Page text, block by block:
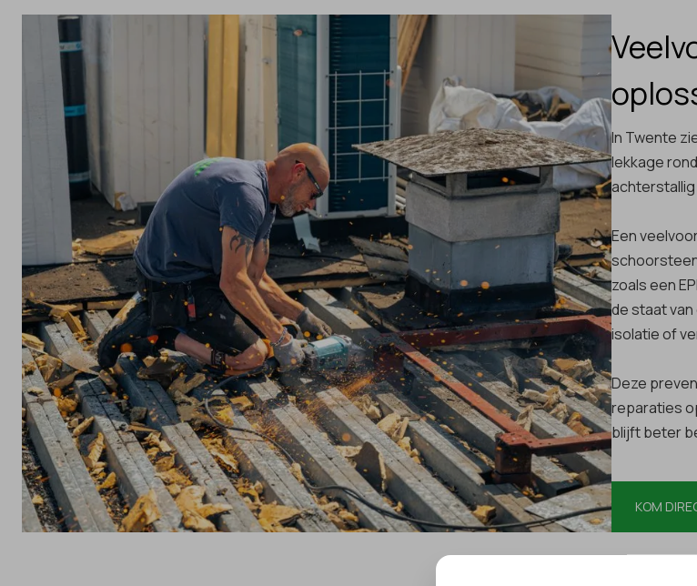
In Twente
lekkage
Een
zoals een
de staat
isolatie of
Deze
reparaties
blijft beter
KOM